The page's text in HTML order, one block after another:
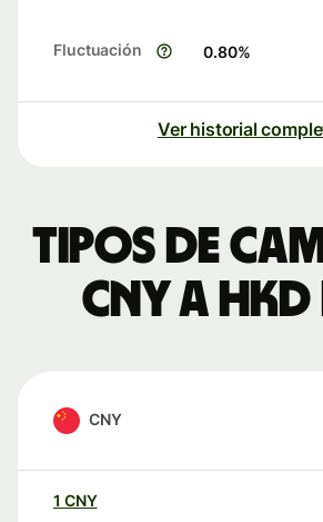
Fluctuación 0.80%
Ver historial
Tipos de
CNY a
CNY
1 CNY